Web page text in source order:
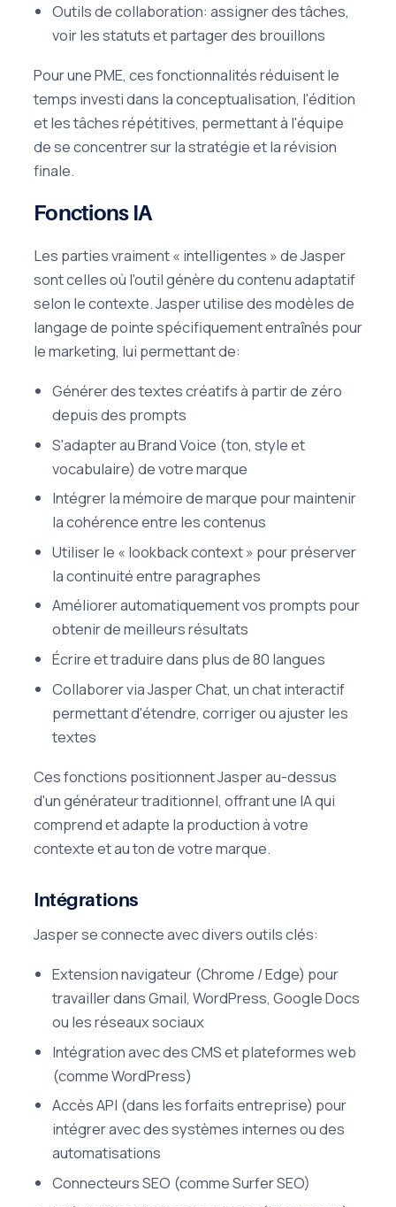
Outils de collaboration: assigner des tâches,
voir les statuts et partager des brouillons
Pour une PME, ces fonctionnalités réduisent le
temps investi dans la conceptualisation, l'édition
et les tâches répétitives, permettant à l'équipe
de se concentrer sur la stratégie et la révision
finale.
Fonctions IA
Les parties vraiment « intelligentes » de Jasper
sont celles où l'outil génère du contenu adaptatif
selon le contexte. Jasper utilise des modèles de
langage de pointe spécifiquement entraînés pour
le marketing, lui permettant de:
Générer des textes créatifs à partir de zéro
depuis des prompts
S'adapter au Brand Voice (ton, style et
vocabulaire) de votre marque
Intégrer la mémoire de marque pour maintenir
la cohérence entre les contenus
Utiliser le « lookback context » pour préserver
la continuité entre paragraphes
Améliorer automatiquement vos prompts pour
obtenir de meilleurs résultats
Écrire et traduire dans plus de 80 langues
Collaborer via Jasper Chat, un chat interactif
permettant d'étendre, corriger ou ajuster les
textes
Ces fonctions positionnent Jasper au-dessus
d'un générateur traditionnel, offrant une IA qui
comprend et adapte la production à votre
contexte et au ton de votre marque.
Intégrations
Jasper se connecte avec divers outils clés:
Extension navigateur (Chrome / Edge) pour
travailler dans Gmail, WordPress, Google Docs
ou les réseaux sociaux
Intégration avec des CMS et plateformes web
(comme WordPress)
Accès API (dans les forfaits entreprise) pour
intégrer avec des systèmes internes ou des
automatisations
Connecteurs SEO (comme Surfer SEO)